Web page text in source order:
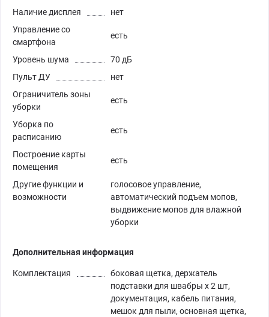
Наличие дисплея
нет
Управление со
смартфона
есть
Уровень шума
70 дБ
Пульт ДУ
нет
Ограничитель зоны
уборки
есть
Уборка по
расписанию
есть
Построение карты
помещения
есть
Другие функции и
возможности
голосовое управление,
автоматический подъем мопов,
выдвижение мопов для влажной
уборки
Дополнительная информация
Комплектация
боковая щетка, держатель
подставки для швабры х 2 шт,
документация, кабель питания,
мешок для пыли, основная щетка,